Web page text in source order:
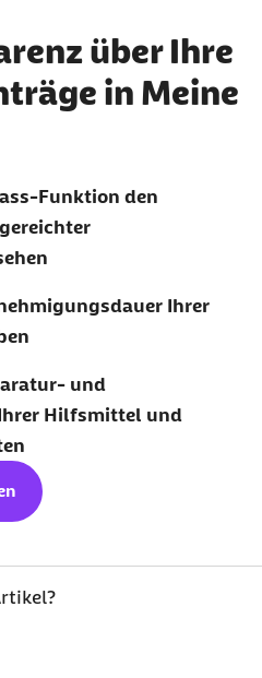
über Ihre
in Meine
Funktion den
Ihrer
und
Hilfsmittel und
Sterne
5 Sterne